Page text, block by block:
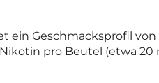
ein Geschmacksprofil
pro Beutel (etwa 20